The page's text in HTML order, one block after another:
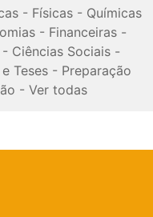
- Físicas- Químicas
- Financeiras -
- Ciências Sociais-
Teses - Preparação
- Ver todas